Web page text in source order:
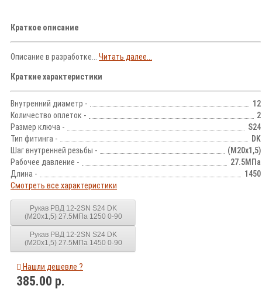
Краткое описание
Описание в разработке... Читать далее...
Краткие характеристики
Внутренний диаметр -
12
Количество оплеток -
2
Размер ключа -
S24
Тип фитинга -
DK
Шаг внутренней резьбы -
(М20х1,5)
Рабочее давление -
27.5МПа
Длина -
1450
Смотреть все характеристики
Рукав РВД 12-2SN S24 DK
(М20х1,5) 27.5МПа 1250 0-90
Рукав РВД 12-2SN S24 DK
(М20х1,5) 27.5МПа 1450 0-90
Нашли дешевле ?
385.00 р.